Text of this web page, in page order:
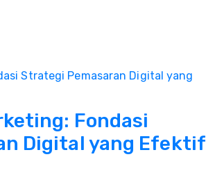
Fondasi
Digital yang Efektif